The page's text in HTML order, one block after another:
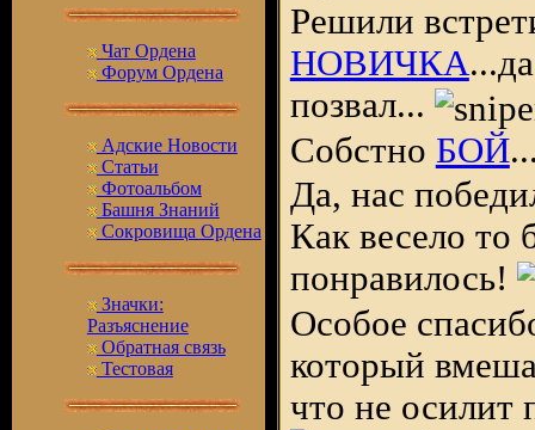
Чат Ордена
Форум Ордена
Адские Новости
Статьи
Фотоальбом
Башня Знаний
Сокровища Ордена
Значки:
Разъяснение
Обратная связь
Тестовая
Решили
НОВИЧКА
позвал...
Собстно БОЙ
Да, нас
Как весело то
понравилось!
Особое
который
что не осилит